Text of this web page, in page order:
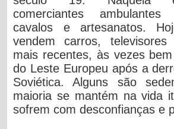
comerciantes
cavalos e artesanatos.
vendem carros,
mais recentes, às vezes
do Leste Europeu após a
Soviética. Alguns são
maioria se mantém na vida
sofrem com desconfianças e